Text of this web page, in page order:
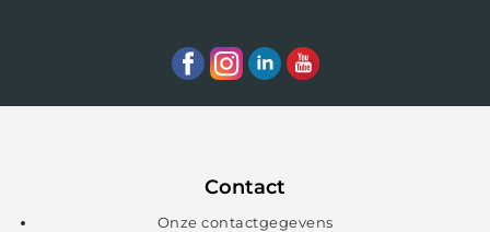
Contact
Onze contactgegevens